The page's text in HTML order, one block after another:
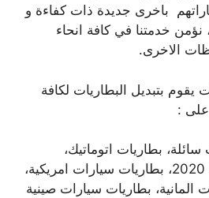
باخرى جديدة ذات كفاءة و
خدمتنا في كافة انحاء
الاخرى.
يقوم بتبديل البطاريات لكافة
:
بطاريات اتوماتيك،
بطاريات حديثة 2020، بطاريات سيارات امريكية،
المانية، بطاريات سيارات صينية